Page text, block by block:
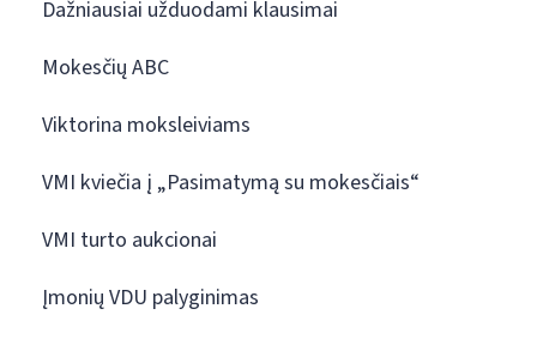
Dažniausiai užduodami klausimai
Mokesčių ABC
Viktorina moksleiviams
VMI kviečia į „Pasimatymą su mokesčiais“
VMI turto aukcionai
Įmonių VDU palyginimas